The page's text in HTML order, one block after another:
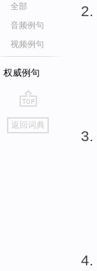
全部
音频例句
视频例句
权威例句
go
top
返回词典